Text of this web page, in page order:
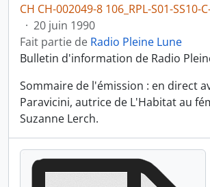
CH CH-002049-8 106_RPL-S01-SS10-
· 20 juin 1990
Fait partie de Radio Pleine Lune
Bulletin d'information de Radio
Sommaire de l'émission : en direct
Paravicini, autrice de L'Habitat au
Suzanne Lerch.